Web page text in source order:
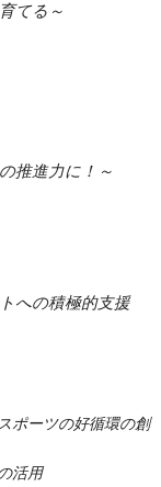
てる～
推進力に！～
への積極的支援
ポーツの好循環の創
活用